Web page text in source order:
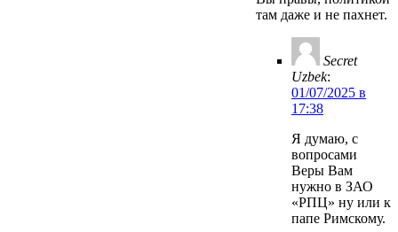
там даже и не пахнет.
Secret
Uzbek:
01/07/2025 в
17:38
Я думаю, с
вопросами
Веры Вам
нужно в ЗАО
«РПЦ» ну или к
папе Римскому.